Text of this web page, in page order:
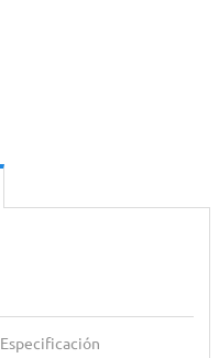
Especificación